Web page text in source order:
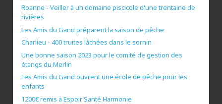
Roanne - Veiller à un domaine piscicole d'une trentaine de
rivières
Les Amis du Gand préparent la saison de pêche
Charlieu - 400 truites lâchées dans le sornin
Une bonne saison 2023 pour le comité de gestion des
étangs du Merlin
Les Amis du Gand ouvrent une école de pêche pour les
enfants
1200€ remis à Espoir Santé Harmonie